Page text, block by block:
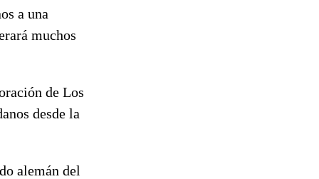
a una
muchos
de Los
desde la
alemán del